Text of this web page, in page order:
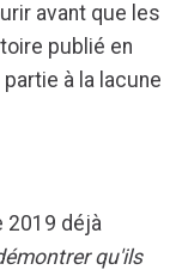
avant que les
publié en
à la lacune
2019 déjà
qu'ils